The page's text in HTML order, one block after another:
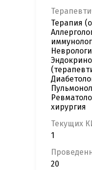
Терапия
хирургия
Текущих
1
20